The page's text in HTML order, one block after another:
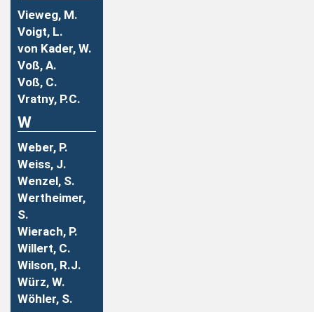
Vieweg, M.
Voigt, L.
von Kader, W.
Voß, A.
Voß, C.
Vratny, P.C.
W
Weber, P.
Weiss, J.
Wenzel, S.
Wertheimer,
S.
Wierach, P.
Willert, C.
Wilson, R.J.
Würz, W.
Wöhler, S.